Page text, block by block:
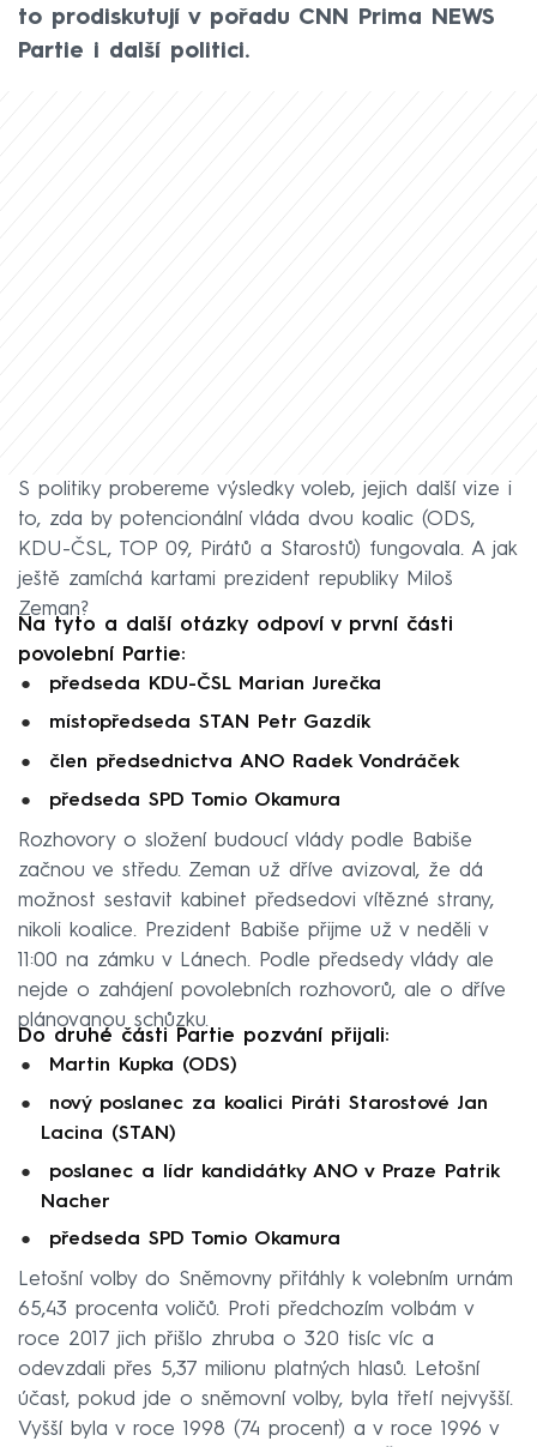
to prodiskutují v pořadu CNN Prima NEWS
Partie i další politici.
S politiky probereme výsledky voleb, jejich další vize i
to, zda by potencionální vláda dvou koalic (ODS,
KDU-ČSL, TOP 09, Pirátů a Starostů) fungovala. A jak
ještě zamíchá kartami prezident republiky Miloš
Zeman?
Na tyto a další otázky odpoví v první části
povolební Partie:
předseda KDU-ČSL Marian Jurečka
místopředseda STAN Petr Gazdík
člen předsednictva ANO Radek Vondráček
předseda SPD Tomio Okamura
Rozhovory o složení budoucí vlády podle Babiše
začnou ve středu. Zeman už dříve avizoval, že dá
možnost sestavit kabinet předsedovi vítězné strany,
nikoli koalice. Prezident Babiše přijme už v neděli v
11:00 na zámku v Lánech. Podle předsedy vlády ale
nejde o zahájení povolebních rozhovorů, ale o dříve
plánovanou schůzku.
Do druhé části Partie pozvání přijali:
Martin Kupka (ODS)
nový poslanec za koalici Piráti Starostové Jan
Lacina (STAN)
poslanec a lídr kandidátky ANO v Praze Patrik
Nacher
předseda SPD Tomio Okamura
Letošní volby do Sněmovny přitáhly k volebním urnám
65,43 procenta voličů. Proti předchozím volbám v
roce 2017 jich přišlo zhruba o 320 tisíc víc a
odevzdali přes 5,37 milionu platných hlasů. Letošní
účast, pokud jde o sněmovní volby, byla třetí nejvyšší.
Vyšší byla v roce 1998 (74 procent) a v roce 1996 v